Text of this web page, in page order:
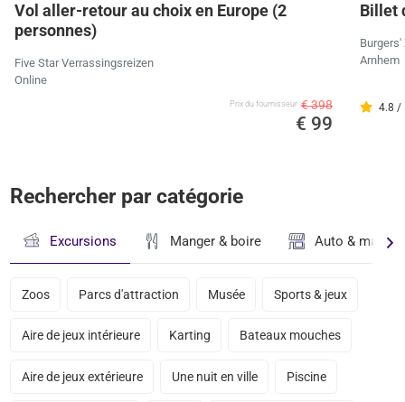
Vol aller-retour au choix en Europe (2
personnes)
Five Star Verrassingsreizen
Online
Prix ​​du fournisseur € 398
€ 99
Billet
Burgers'
Arnhem
4.8 /
Rechercher par catégorie
Excursions Manger & boire Auto &
Zoos Parcs d'attraction Musée Sports & jeux
Aire de jeux intérieure Karting Bateaux mouches
Aire de jeux extérieure Une nuit en ville Piscine